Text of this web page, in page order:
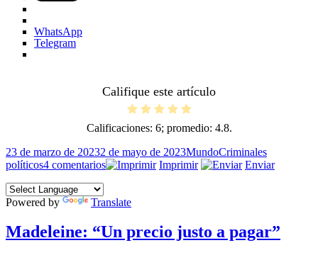
WhatsApp
Telegram
Califique este artículo
Calificaciones: 6; promedio: 4.8.
Publicado
el
23 de marzo de 20232 de mayo de 2023Categorías
MundoEtiquetas
Criminales
políticos4 comentariosen
infames
Imprimir Enviar
Powered by Translate
Madeleine: “Un precio justo a pagar”